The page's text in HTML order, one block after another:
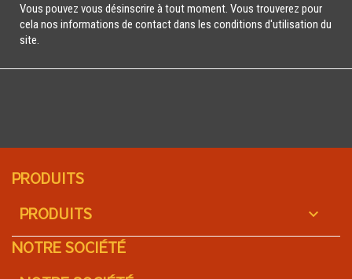
Vous pouvez vous désinscrire à tout moment. Vous trouverez pour
cela nos informations de contact dans les conditions d'utilisation du
site.
PRODUITS
PRODUITS

NOTRE SOCIÉTÉ